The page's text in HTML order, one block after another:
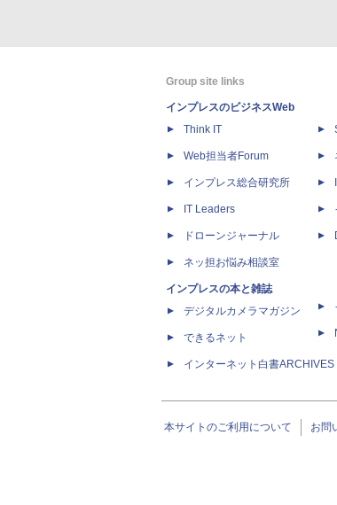
Group site links
インプレスのビジネスWeb
Think IT
Web担当者Forum
インプレス総合研究所
IT Leaders
ドローンジャーナル
ネッ担お悩み相談室
インプレスの本と雑誌
デジタルカメラマガジン
できるネット
インターネット白書ARCHIVES
本サイトのご利用について お問